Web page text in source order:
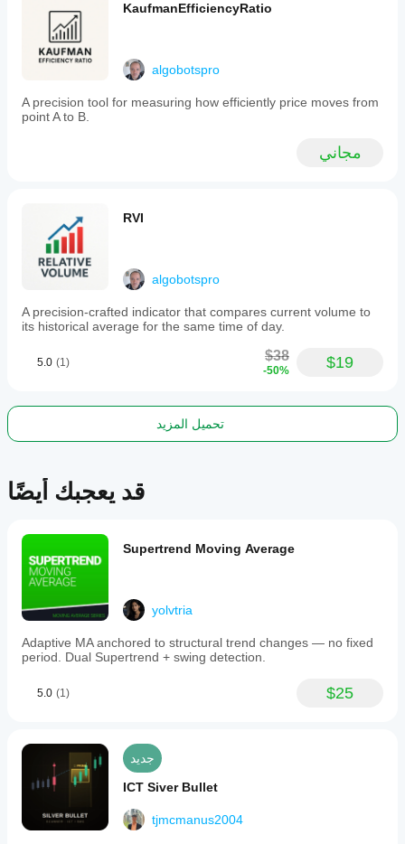
KaufmanEfficiencyRatio
algobotspro
A precision tool for measuring how efficiently price moves from
point A to B.
مجاني
RVI
algobotspro
A precision-crafted indicator that compares current volume to
its historical average for the same time of day.
5.0 (1) $38
-50% $19
تحميل المزيد
قد يعجبك أيضًا
Supertrend Moving Average
yolvtria
Adaptive MA anchored to structural trend changes — no fixed
period. Dual Supertrend + swing detection.
5.0 (1) $25
جديد
ICT Siver Bullet
tjmcmanus2004